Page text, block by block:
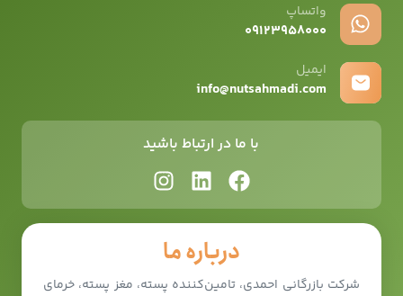
درباره ما
شرکت بازرگانی احمدی، تامین‌کننده پسته، مغز پسته، خرمای
واتساپ
۰۹12۳۹۵۸۰۰۰
ایمیل
info@nutsahmadi.com
با ما در ارتباط باشید